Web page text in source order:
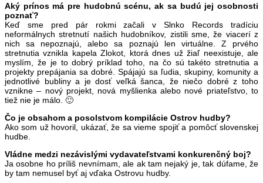
Aký prínos má pre hudobnú scénu, ak sa budú jej osobnosti
poznať?
Keď sme pred pár rokmi začali v Slnko Records tradíciu
neformálnych stretnutí našich hudobníkov, zistili sme, že viacerí z
nich sa nepoznajú, alebo sa poznajú len virtuálne. Z prvého
stretnutia vznikla kapela Zlokot, ktorá dnes už žiaľ neexistuje, ale
myslím, že je to dobrý príklad toho, na čo sú takéto stretnutia a
projekty prepájania sa dobré. Spájajú sa ľudia, skupiny, komunity a
jednotlivé bubliny a je dosť veľká šanca, že niečo dobré z toho
vznikne – nový projekt, nová myšlienka alebo nové priateľstvo, to
tiež nie je málo. 🙂
Čo je obsahom a posolstvom kompilácie Ostrov hudby?
Ako som už hovoril, ukázať, že sa vieme spojiť a pomôcť slovenskej
hudbe.
Vládne medzi nezávislými vydavateľstvami konkurenčný boj?
Ja osobne ho príliš nevnímam, ale ak tam nejaký je, tak dúfame, že
by tam nemusel byť aj vďaka Ostrovu hudby.